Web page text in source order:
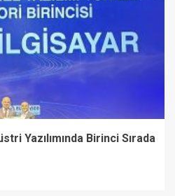
Yazılımında Birinci Sırada